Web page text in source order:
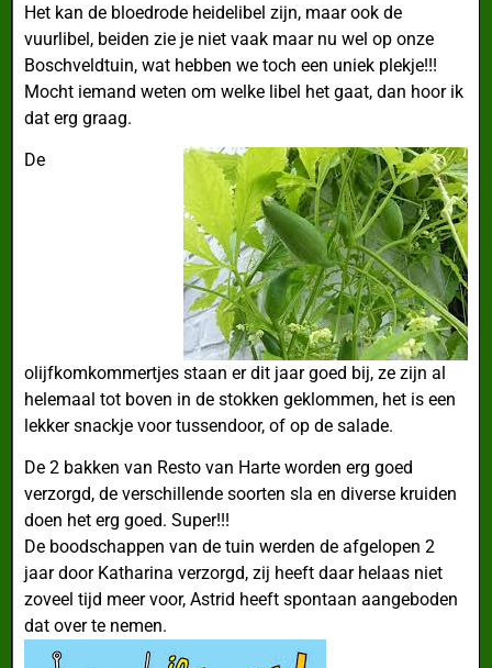
Het kan de bloedrode heidelibel zijn, maar ook de
vuurlibel, beiden zie je niet vaak maar nu wel op onze
Boschveldtuin, wat hebben we toch een uniek plekje!!!
Mocht iemand weten om welke libel het gaat, dan hoor ik
dat erg graag.
De
olijfkomkommertjes staan er dit jaar goed bij, ze zijn al
helemaal tot boven in de stokken geklommen, het is een
lekker snackje voor tussendoor, of op de salade.
De 2 bakken van Resto van Harte worden erg goed
verzorgd, de verschillende soorten sla en diverse kruiden
doen het erg goed. Super!!!
De boodschappen van de tuin werden de afgelopen 2
jaar door Katharina verzorgd, zij heeft daar helaas niet
zoveel tijd meer voor, Astrid heeft spontaan aangeboden
dat over te nemen.